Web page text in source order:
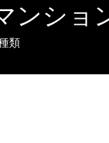
ンショ
類